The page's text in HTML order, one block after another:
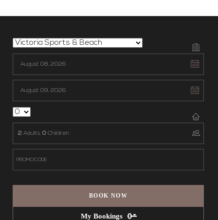
2 Adults, 0 Children
BOOK NOW
My Bookings